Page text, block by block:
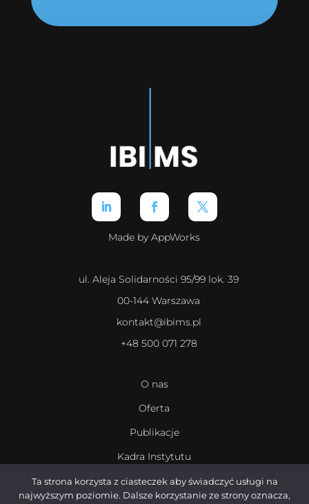
Made by AppWorks
ul. Aleja Solidarności 95/99 lok. 39
00-144 Warszawa
kontakt@ibims.pl
+48 500 071 278
O nas
Oferta
Publikacje
Kadra Instytutu
Kariera
Ta strona korzysta z ciasteczek aby świadczyć usługi na
najwyższym poziomie. Dalsze korzystanie ze strony oznacza,